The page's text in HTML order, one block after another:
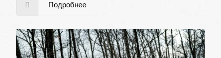
Подробнее